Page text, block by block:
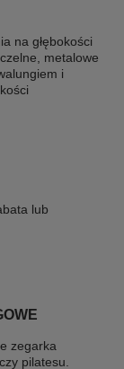
na głębokości
metalowe
i
lub
zegarka
pilatesu.